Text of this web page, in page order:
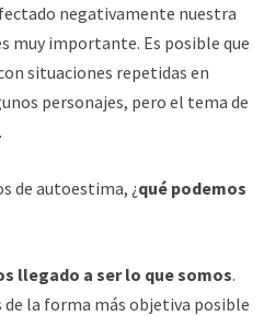
negativamente nuestra
muy importante. Es posible que
situaciones repetidas en
personajes, pero el tema de
de autoestima, ¿qué podemos
llegado a ser lo que somos.
de la forma más objetiva posible